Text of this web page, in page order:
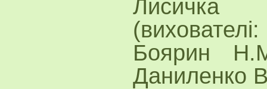
Лисичка
Боярин